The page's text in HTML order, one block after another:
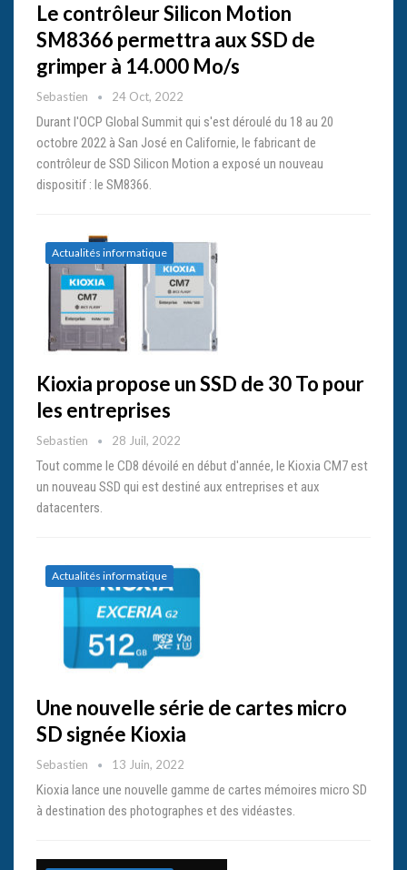
Le contrôleur Silicon Motion
SM8366 permettra aux SSD de
grimper à 14.000 Mo/s
Sebastien 24 Oct, 2022
Durant l'OCP Global Summit qui s'est déroulé du 18 au 20
octobre 2022 à San José en Californie, le fabricant de
contrôleur de SSD Silicon Motion a exposé un nouveau
dispositif : le SM8366.
Actualités informatique
Kioxia propose un SSD de 30 To pour
les entreprises
Sebastien 28 Juil, 2022
Tout comme le CD8 dévoilé en début d'année, le Kioxia CM7 est
un nouveau SSD qui est destiné aux entreprises et aux
datacenters.
Actualités informatique
Une nouvelle série de cartes micro
SD signée Kioxia
Sebastien 13 Juin, 2022
Kioxia lance une nouvelle gamme de cartes mémoires micro SD
à destination des photographes et des vidéastes.